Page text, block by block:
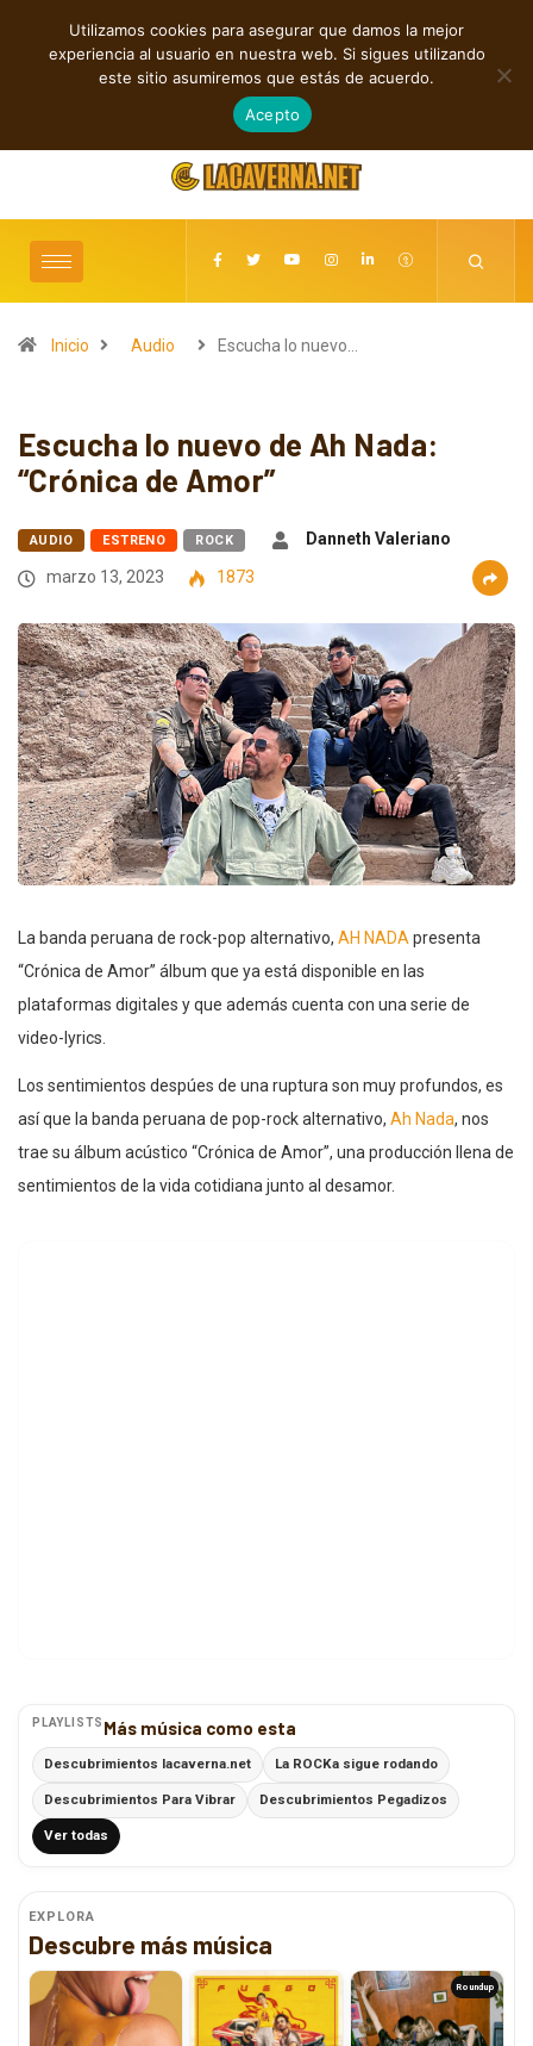
TENDENCIAS
Cuatro lanzamientos alternativos que vale la pena escuchar
agosto 7, 2026
Inicio Audio Escucha lo nuevo…
Escucha lo nuevo de Ah Nada:
“Crónica de Amor”
AUDIO ESTRENO ROCK
Danneth Valeriano
marzo 13, 2023
1873
La banda peruana de rock-pop alternativo, AH NADA presenta
“Crónica de Amor” álbum que ya está disponible en las
plataformas digitales y que además cuenta con una serie de
video-lyrics.
Los sentimientos despúes de una ruptura son muy profundos, es
así que la banda peruana de pop-rock alternativo, Ah Nada, nos
trae su álbum acústico “Crónica de Amor”, una producción llena de
sentimientos de la vida cotidiana junto al desamor.
PLAYLISTS Más música como esta
Descubrimientos lacaverna.net La ROCKa sigue rodando
Descubrimientos Para Vibrar Descubrimientos Pegadizos
Ver todas
EXPLORA
Descubre más música
Roundup
Utilizamos cookies para asegurar que damos la mejor
experiencia al usuario en nuestra web. Si sigues utilizando
este sitio asumiremos que estás de acuerdo.
Acepto